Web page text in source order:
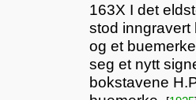
163X I det
stod inngravert
og et
seg et nytt
bokstavene